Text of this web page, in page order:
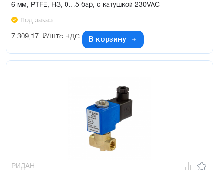
6 мм, PTFE, НЗ, 0…5 бар, с катушкой 230VAC
Под заказ
7 309,17 ₽/штс НДС В корзину
РИДАН